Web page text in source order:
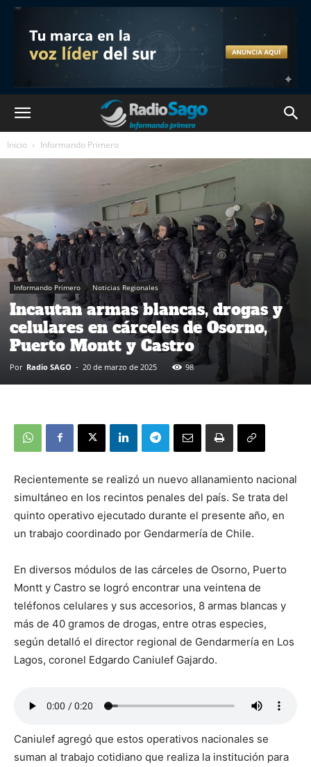
Inicio Informando Primero
Informando Primero Noticias Regionales
Incautan armas blancas, drogas y
celulares en cárceles de Osorno,
Puerto Montt y Castro
Por Radio SAGO - 20 de marzo de 2025 98
Recientemente se realizó un nuevo allanamiento nacional
simultáneo en los recintos penales del país. Se trata del
quinto operativo ejecutado durante el presente año, en
un trabajo coordinado por Gendarmería de Chile.
En diversos módulos de las cárceles de Osorno, Puerto
Montt y Castro se logró encontrar una veintena de
teléfonos celulares y sus accesorios, 8 armas blancas y
más de 40 gramos de drogas, entre otras especies,
según detalló el director regional de Gendarmería en Los
Lagos, coronel Edgardo Caniulef Gajardo.
Caniulef agregó que estos operativos nacionales se
suman al trabajo cotidiano que realiza la institución para